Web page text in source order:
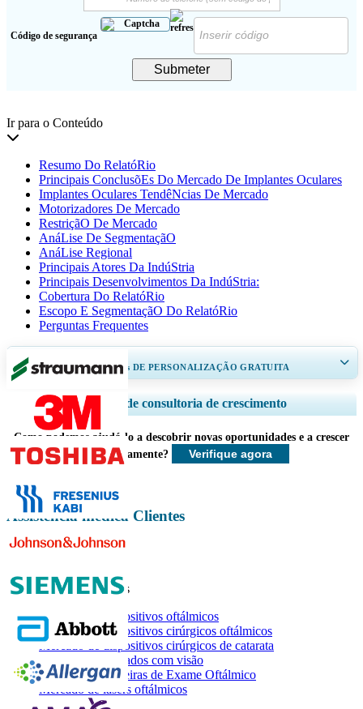
Código de segurança
Submeter
Ir para o Conteúdo
Resumo Do RelatóRio
Principais ConclusõEs Do Mercado De Implantes Oculares
Implantes Oculares TendêNcias De Mercado
Motorizadores De Mercado
RestriçãO De Mercado
AnáLise De SegmentaçãO
AnáLise Regional
Principais Atores Da IndúStria
Principais Desenvolvimentos Da IndúStria:
Cobertura Do RelatóRio
Escopo E SegmentaçãO Do RelatóRio
Perguntas Frequentes
RECEBA DE 30 A 60horas DE PERSONALIZAÇÃO GRATUITA
Ampliar a cobertura regional e por país, Análise de segmentos, Perfis de
empresas, Benchmarking competitivo, e insights sobre o usuário final.
Personalizar agora
Serviços de consultoria de crescimento
Como podemos ajudá-lo a descobrir novas oportunidades e a crescer
mais rapidamente?
Verifique agora
Assistência médica Clientes
Relatórios relacionados
Mercado de dispositivos oftálmicos
Mercado de dispositivos cirúrgicos oftálmicos
Mercado de dispositivos cirúrgicos de catarata
Mercado de cuidados com visão
Mercado de Cadeiras de Exame Oftálmico
Mercado de lasers oftálmicos